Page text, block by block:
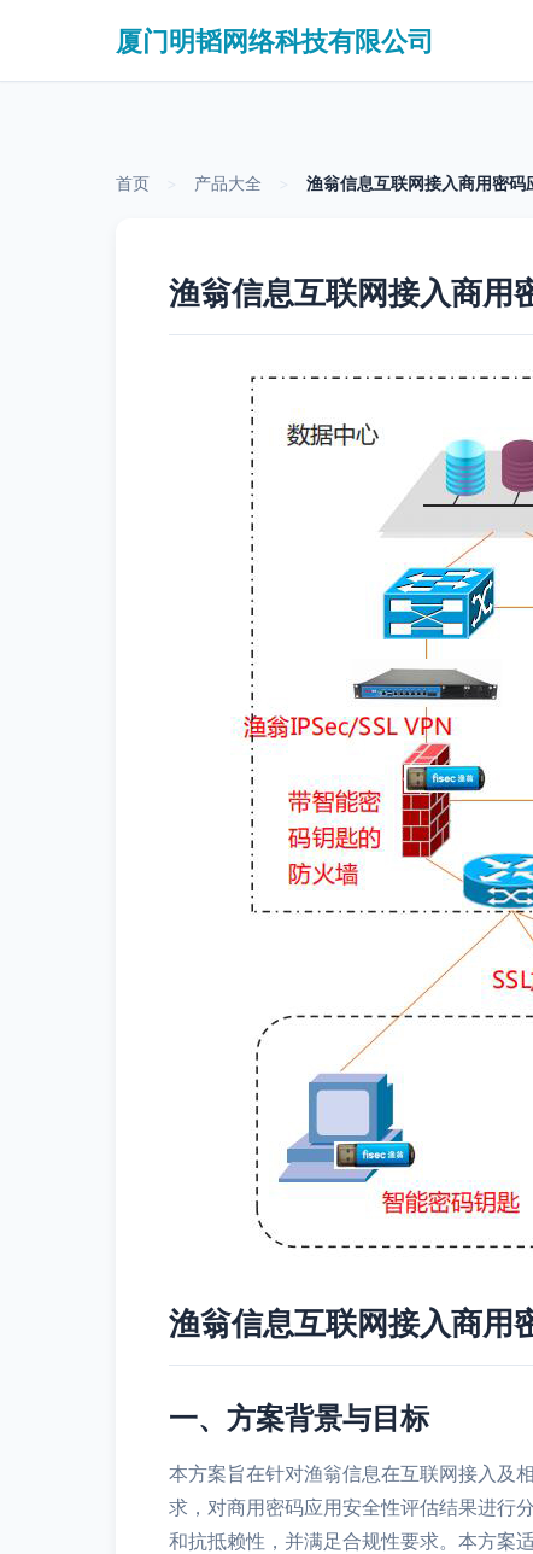
厦门明韬网络科技有限公司
首页 产品大全 渔翁信息互联网接入商用密码
渔翁信息互联网接入商用
渔翁信息互联网接入商用
一、方案背景与目标
本方案旨在针对渔翁信息在互联网接入及
求，对商用密码应用安全性评估结果进行
和抗抵赖性，并满足合规性要求。本方案